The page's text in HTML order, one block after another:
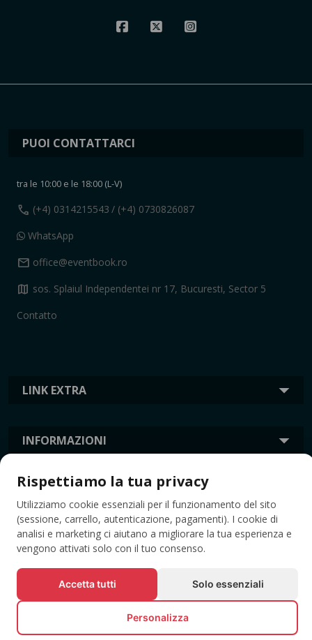
LINK EXTRA
INFORMAZIONI
PUOI CONTATTARCI
tra le 10:00 e le 18:00 (L-V)
call (+4) 0314215543 / (+4) 0730826087
WhatsApp
mail office@eventbook.ro
map sos. Splaiul Independentei nr 17, Bucuresti, Sector 5
Contatto
TAG
© Tutti i diritti riservati EVENTBOOK SRL.
Rispettiamo la tua privacy
Utilizziamo cookie essenziali per il funzionamento del sito
(sessione, carrello, autenticazione, pagamenti). I cookie di
analisi e marketing ci aiutano a migliorare la tua esperienza e
vengono attivati solo con il tuo consenso.
Accetta tutti Solo essenziali
Personalizza